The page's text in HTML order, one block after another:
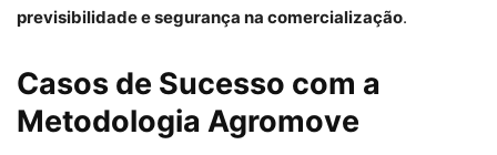
previsibilidade e segurança na comercialização.
Casos de Sucesso com a
Metodologia Agromove